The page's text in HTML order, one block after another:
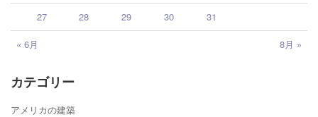
« 6月 8月 »
27 28 29 30 31
カテゴリー
アメリカの建築